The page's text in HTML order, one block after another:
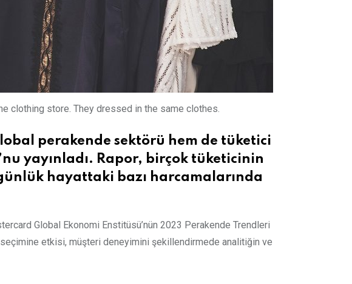
clothing store. They dressed in the same clothes.
perakende sektörü hem de tüketici
yayınladı. Rapor, birçok tüketicinin
hayattaki bazı harcamalarında
Global Ekonomi Enstitüsü’nün 2023 Perakende Trendleri
seçimine etkisi, müşteri deneyimini şekillendirmede analitiğin ve